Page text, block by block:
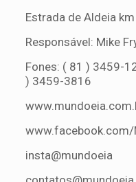
Estrada de Aldeia
Responsável: Mike
Fones: ( 81 ) 3459-
) 3459-3816
www.facebook.com/
insta@mundoeia